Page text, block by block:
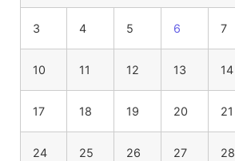
3 4 5 6 7
10 11 12 13 14
17 18 19 20 21
24 25 26 27 28